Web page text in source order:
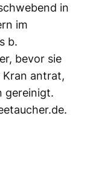
in
im
b.
bevor sie
Kran antrat,
gereinigt.
.